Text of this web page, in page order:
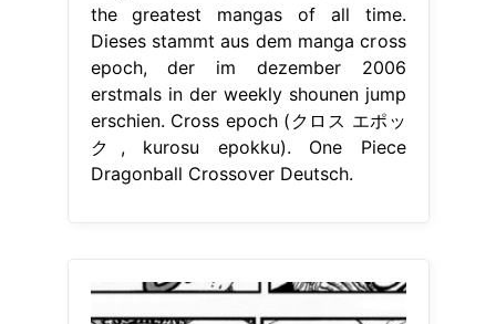
the greatest mangas of all time.
Dieses stammt aus dem manga cross
epoch, der im dezember 2006
erstmals in der weekly shounen jump
erschien. Cross epoch (クロス エポッ
ク, kurosu epokku). One Piece
Dragonball Crossover Deutsch.